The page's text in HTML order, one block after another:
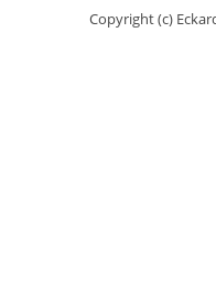
Copyright (c)